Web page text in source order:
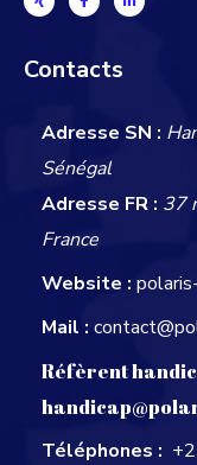
Contacts
Adresse SN :
Sénégal
Adresse FR : 37
France
Website :
Mail :
Réfèrent
Téléphones :